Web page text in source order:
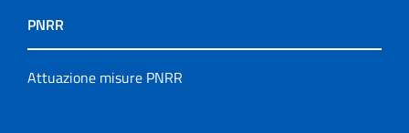
PNRR
Attuazione misure PNRR